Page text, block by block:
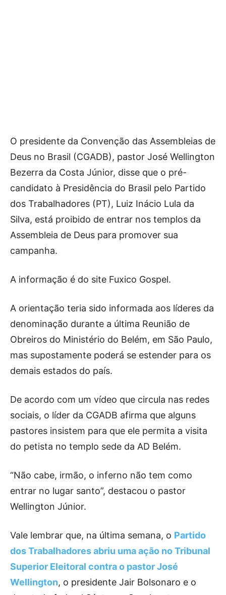
O presidente da Convenção das Assembleias de
Deus no Brasil (CGADB), pastor José Wellington
Bezerra da Costa Júnior, disse que o pré-
candidato à Presidência do Brasil pelo Partido
dos Trabalhadores (PT), Luiz Inácio Lula da
Silva, está proibido de entrar nos templos da
Assembleia de Deus para promover sua
campanha.
A informação é do site Fuxico Gospel.
A orientação teria sido informada aos líderes da
denominação durante a última Reunião de
Obreiros do Ministério do Belém, em São Paulo,
mas supostamente poderá se estender para os
demais estados do país.
De acordo com um vídeo que circula nas redes
sociais, o líder da CGADB afirma que alguns
pastores insistem para que ele permita a visita
do petista no templo sede da AD Belém.
“Não cabe, irmão, o inferno não tem como
entrar no lugar santo”, destacou o pastor
Wellington Júnior.
Vale lembrar que, na última semana, o Partido
dos Trabalhadores abriu uma ação no Tribunal
Superior Eleitoral contra o pastor José
Wellington, o presidente Jair Bolsonaro e o